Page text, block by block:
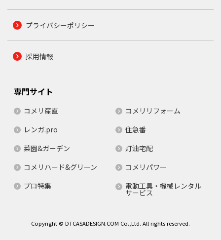
プライバシーポリシー
採用情報
専門サイト
コメリ産直
コメリリフォーム
レンガ.pro
住急番
菜園&ガーデン
灯油宅配
コメリハード&グリーン
コメリパワー
プロ特集
電動工具・機械レンタル
サービス
Copyright © DTCASADESIGN.COM Co.,Ltd. All rights reserved.